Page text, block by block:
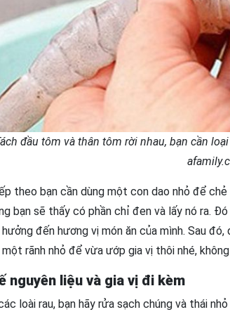
đầu tôm và thân tôm rời nhau, bạn cần
theo bạn cần dùng một con dao nhỏ để
bạn sẽ thấy có phần chỉ đen và lấy nó ra.
hưởng đến hương vị món ăn của mình. Sau
rãnh nhỏ để vừa ướp gia vị thôi nhé,
nguyên liệu và gia vị đi kèm
loài rau, bạn hãy rửa sạch chúng và thái